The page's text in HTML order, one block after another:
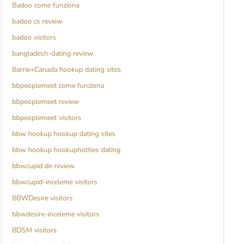
Badoo come funziona
badoo cs review
badoo visitors
bangladesh-dating review
Barrie+Canada hookup dating sites
bbpeoplemeet come funziona
bbpeoplemeet review
bbpeoplemeet visitors
bbw hookup hookup dating sites
bbw hookup hookuphotties dating
bbwcupid de review
bbwcupid-inceleme visitors
BBWDesire visitors
bbwdesire-inceleme visitors
BDSM visitors